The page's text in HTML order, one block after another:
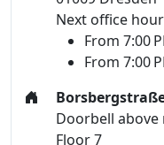
Next office
From 7:00
From 7:00
Doorbell
Floor 7